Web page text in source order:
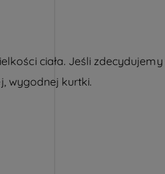
ciała. Jeśli zdecydujemy
wygodnej kurtki.